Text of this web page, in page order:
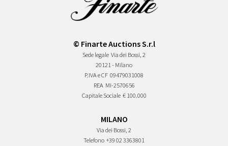
© Finarte Auctions S.r.l
Sede legale Via dei Bossi, 2
20121 - Milano
P.IVA e CF 09479031008
REA MI-2570656
Capitale Sociale € 100.000
MILANO
Via dei Bossi, 2
Telefono +39 02 3363801